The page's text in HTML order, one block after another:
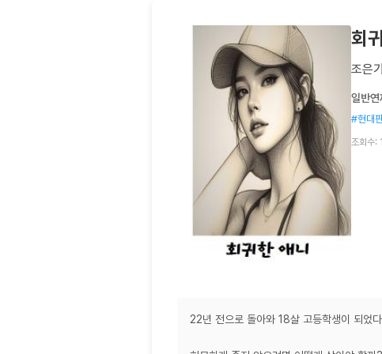
회
조은
일반연
#현대
조회수:
22년 전으로 돌아와 18살 고등학생이 되었